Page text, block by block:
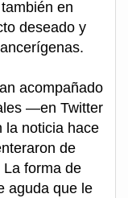
en
deseado y
acompañado
—en Twitter
noticia hace
de
forma de
aguda que le